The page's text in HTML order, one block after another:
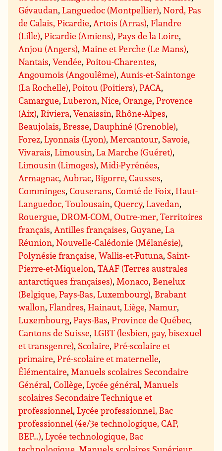
Gévaudan,Languedoc (Montpellier),Nord, Pas
de Calais, Picardie, Artois (Arras),Flandre
(Lille),Picardie (Amiens),Pays de la Loire,
Anjou (Angers), Maine et Perche (Le Mans),
Nantais,Vendée,Poitou-Charentes,
Angoumois (Angoulême), Aunis-et-Saintonge
(La Rochelle),Poitou (Poitiers),PACA,
Camargue,Luberon,Nice,Orange,Provence
(Aix),Riviera,Venaissin,Rhône-Alpes,
Beaujolais, Bresse,Dauphiné (Grenoble),
Forez,Lyonnais (Lyon), Mercantour, Savoie,
Vivarais,Limousin,La Marche (Guéret),
Limousin (Limoges), Midi-Pyrénées,
Armagnac, Aubrac, Bigorre,Causses,
Comminges,Couserans,Comté de Foix,Haut-
Languedoc, Toulousain,Quercy,Lavedan,
Rouergue,DROM-COM, Outre-mer, Territoires
français, Antilles françaises,Guyane,La
Réunion,Nouvelle-Calédonie (Mélanésie),
Polynésie française, Wallis-et-Futuna, Saint-
Pierre-et-Miquelon,TAAF (Terres australes
antarctiques françaises), Monaco, Benelux
(Belgique, Pays-Bas, Luxembourg), Brabant
wallon,Flandres,Hainaut,Liège,Namur,
Luxembourg,Pays-Bas,Province de Québec,
Cantons de Suisse,LGBT (lesbien, gay, bisexuel
et transgenre), Scolaire,Pré-scolaire et
primaire,Pré-scolaire et maternelle,
Élémentaire, Manuels scolaires Secondaire
Général,Collège,Lycée général, Manuels
scolaires Secondaire Technique et
professionnel,Lycée professionnel, Bac
professionnel (4e/3e technologique, CAP,
BEP…),Lycée technologique, Bac